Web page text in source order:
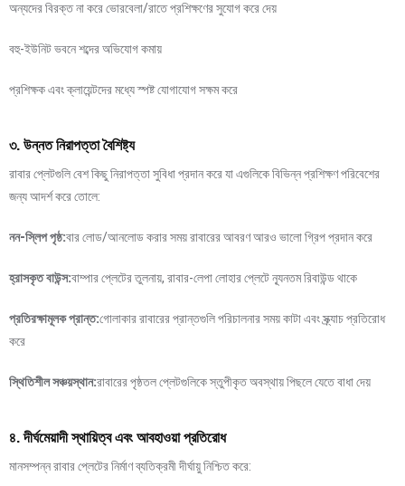
অন্যদের বিরক্ত না করে ভোরবেলা/রাতে প্রশিক্ষণের সুযোগ করে দেয়
বহু-ইউনিট ভবনে শব্দের অভিযোগ কমায়
প্রশিক্ষক এবং ক্লায়েন্টদের মধ্যে স্পষ্ট যোগাযোগ সক্ষম করে
৩. উন্নত নিরাপত্তা বৈশিষ্ট্য
রাবার প্লেটগুলি বেশ কিছু নিরাপত্তা সুবিধা প্রদান করে যা এগুলিকে বিভিন্ন প্রশিক্ষণ পরিবেশের
জন্য আদর্শ করে তোলে:
নন-স্লিপ পৃষ্ঠ:বার লোড/আনলোড করার সময় রাবারের আবরণ আরও ভালো গ্রিপ প্রদান করে
হ্রাসকৃত বাউন্স:বাম্পার প্লেটের তুলনায়, রাবার-লেপা লোহার প্লেটে ন্যূনতম রিবাউন্ড থাকে
প্রতিরক্ষামূলক প্রান্ত:গোলাকার রাবারের প্রান্তগুলি পরিচালনার সময় কাটা এবং স্ক্র্যাচ প্রতিরোধ
করে
স্থিতিশীল সঞ্চয়স্থান:রাবারের পৃষ্ঠতল প্লেটগুলিকে স্তুপীকৃত অবস্থায় পিছলে যেতে বাধা দেয়
৪. দীর্ঘমেয়াদী স্থায়িত্ব এবং আবহাওয়া প্রতিরোধ
মানসম্পন্ন রাবার প্লেটের নির্মাণ ব্যতিক্রমী দীর্ঘায়ু নিশ্চিত করে: